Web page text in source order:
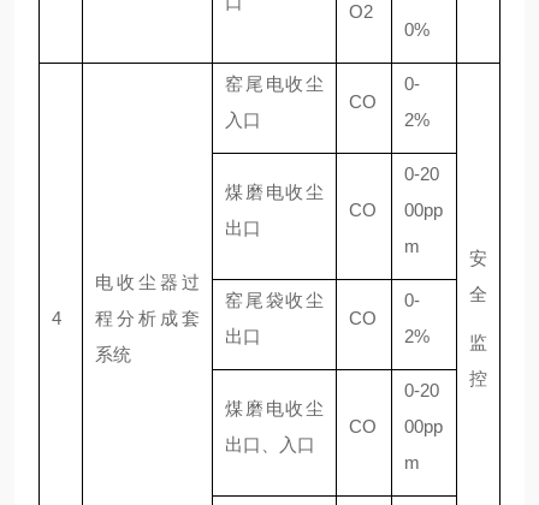
O2
0%
4
电收尘器过
程分析成套
系统
窑尾电收尘
入口
CO
0-
2%
安
全
监
控
煤磨电收尘
出口
CO
0-20
00pp
m
窑尾袋收尘
出口
CO
0-
2%
煤磨电收尘
出口、入口
CO
0-20
00pp
m